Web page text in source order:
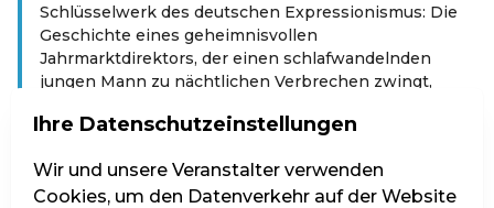
Schlüsselwerk des deutschen Expressionismus: Die
Geschichte eines geheimnisvollen
Jahrmarktdirektors, der einen schlafwandelnden
jungen Mann zu nächtlichen Verbrechen zwingt,
und verzerrter Wirklichkeit. Die schiefen Kulissen, das
machen den Film bis heute zu einer der
eindrucksvollsten psychologischen Erzählungen des
Ihre Datenschutzeinstellungen
Wir und unsere Veranstalter verwenden
Cookies, um den Datenverkehr auf der Website